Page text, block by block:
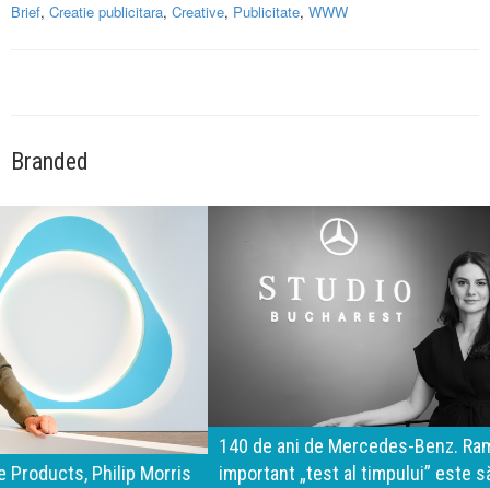
Brief, Creatie publicitara, Creative, Publicitate, WWW
Branded
140 de ani de Mercedes-Benz. Ramona Pîrlog: Cel mai
important „test al timpului” este să inovăm constant, dar